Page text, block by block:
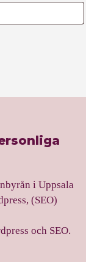
i Uppsala
(SEO)
och SEO.